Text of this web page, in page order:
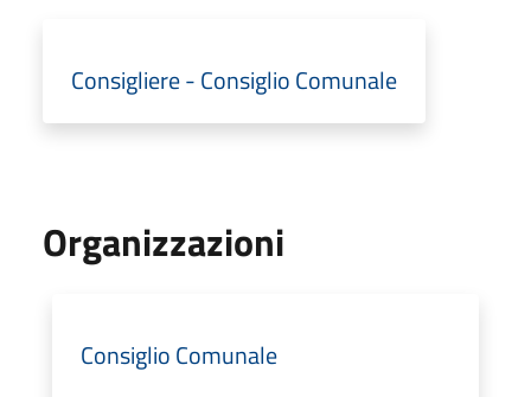
Consigliere - Consiglio Comunale
Organizzazioni
Consiglio Comunale